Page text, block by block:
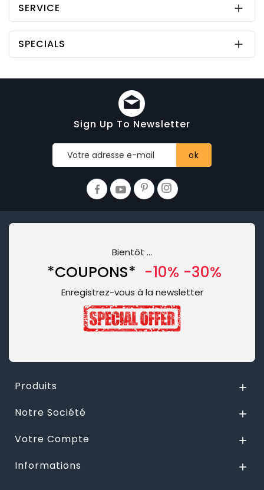
SERVICE 
SPECIALS 
Sign Up To Newsletter
Bientôt …
*COUPONS* -10% -30%
Enregistrez-vous à la newsletter
Produits 
Notre Société 
Votre Compte 
Informations 